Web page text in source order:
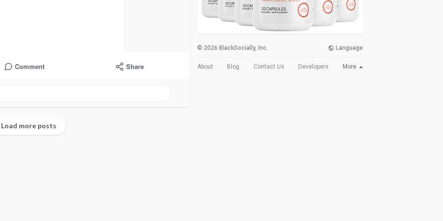
Comment Share
more posts
© 2026 BlackSocially, Inc. Language
About Blog Contact Us Developers More